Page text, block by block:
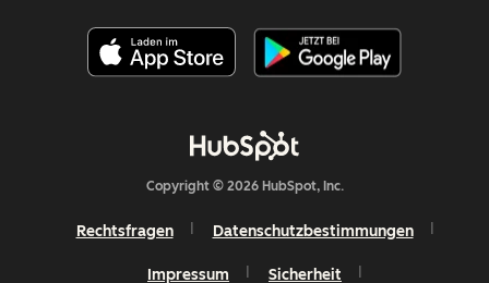
Copyright © 2026 HubSpot, Inc.
Rechtsfragen Datenschutzbestimmungen
Impressum Sicherheit